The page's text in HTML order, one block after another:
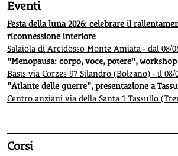
Eventi
Festa della luna 2026: celebrare il
riconnessione interiore
Salaiola di Arcidosso Monte Amiata - dal 08/
"Menopausa: corpo, voce, potere",
Basis via Corzes 97 Silandro (Bolzano) - il 08/
"Atlante delle guerre", presentazione a
Centro anziani via della Santa 1 Tassullo
Corsi